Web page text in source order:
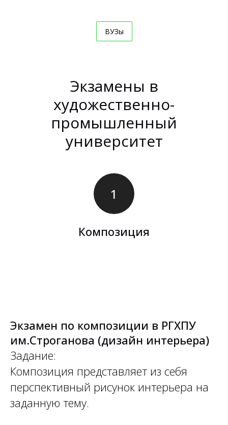
ВУЗы
Экзамены в
художественно-
промышленный
университет
Композиция
Экзамен по композиции в РГХПУ
им.Строганова (дизайн интерьера)
Задание:
Композиция представляет из себя
перспективный рисунок интерьера на
заданную тему.